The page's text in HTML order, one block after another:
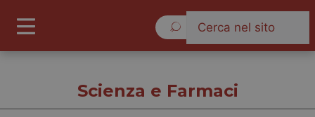
Scienza e Farmaci